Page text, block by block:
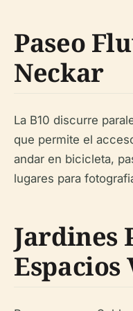
Paseo
Neckar
La B10 discurre
que permite el
andar en bicicleta,
lugares para
Jardines
Espacios